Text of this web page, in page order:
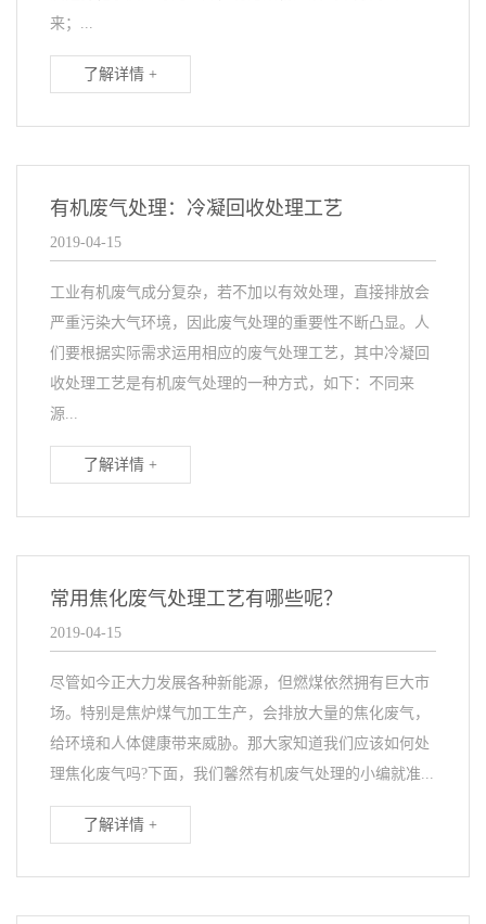
来；...
了解详情 +
有机废气处理：冷凝回收处理工艺
2019-04-15
工业有机废气成分复杂，若不加以有效处理，直接排放会
严重污染大气环境，因此废气处理的重要性不断凸显。人
们要根据实际需求运用相应的废气处理工艺，其中冷凝回
收处理工艺是有机废气处理的一种方式，如下：不同来
源...
了解详情 +
常用焦化废气处理工艺有哪些呢？
2019-04-15
尽管如今正大力发展各种新能源，但燃煤依然拥有巨大市
场。特别是焦炉煤气加工生产，会排放大量的焦化废气，
给环境和人体健康带来威胁。那大家知道我们应该如何处
理焦化废气吗?下面，我们馨然有机废气处理的小编就准...
了解详情 +